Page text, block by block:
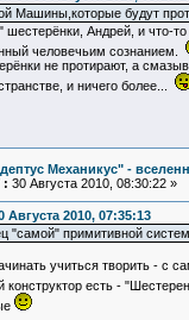
Машины,которые будут
шестерёнки, Андрей, и что-
человечьим сознанием.
не протирают, а
и ничего более...
Механикус" -
: 30 Августа 2010, 08:30:22 »
Августа 2010, 07:35:13
"самой" примитивной
учиться творить - с
конструктор есть -